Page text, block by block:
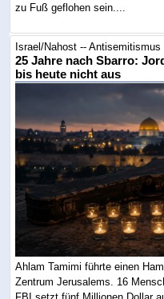
zu Fuß geflohen sein....
Israel/Nahost -- Antisemitismus
25 Jahre nach Sbarro:
bis heute nicht aus
Ahlam Tamimi führte einen
Zentrum Jerusalems. 16